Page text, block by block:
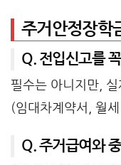
주거안정장학
Q. 전입신고를
필수는 아니지만,
(임대차계약서, 월
Q. 주거급여와